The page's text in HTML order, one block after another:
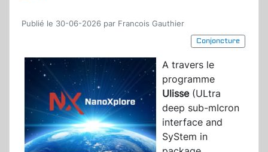
Publié le 30-06-2026 par Francois Gauthier
Conjoncture
A travers le
programme
Ulisse(ULtra
deep sub-mIcron
interface and
SyStem in